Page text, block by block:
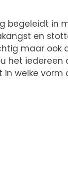
begeleidt in
en
maar ook
het
welke vorm